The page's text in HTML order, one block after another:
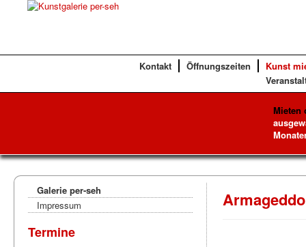
Kontakt Öffnungszeiten
Kunst
Mieten
Galerie per-seh
Impressum
Termine